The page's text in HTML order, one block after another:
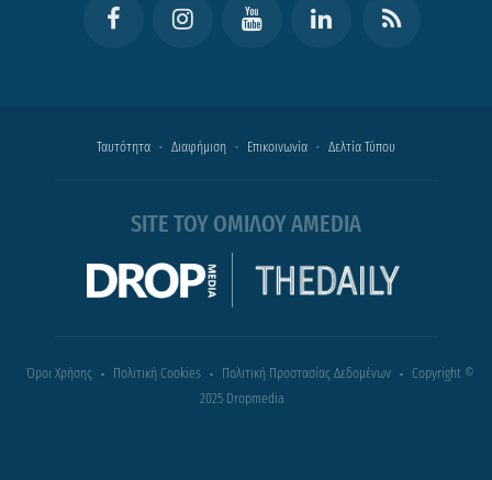
Ταυτότητα Διαφήμιση Επικοινωνία Δελτία Τύπου
SITE ΤΟΥ ΟΜΙΛΟΥ AMEDIA
Όροι Χρήσης Πολιτική Cookies Πολιτική Προστασίας Δεδομένων
Copyright ©
2025 Dropmedia